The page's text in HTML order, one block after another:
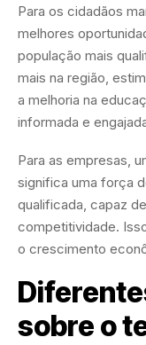
Para os cidadãos
melhores
população mais
mais na região,
a melhoria na
informada e
Para as empresas,
significa uma força
qualificada, capaz
competitividade.
o crescimento
sobre o